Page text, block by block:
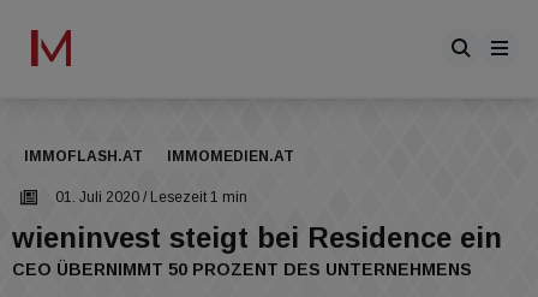
IMMOFLASH.AT IMMOMEDIEN.AT
01. Juli 2020 / Lesezeit 1 min
wieninvest steigt bei Residence ein
CEO ÜBERNIMMT 50 PROZENT DES UNTERNEHMENS